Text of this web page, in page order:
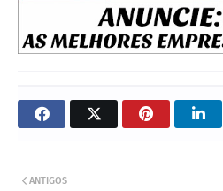
ANTIGOS